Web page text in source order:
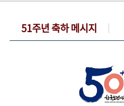
51주년 축하 메시지